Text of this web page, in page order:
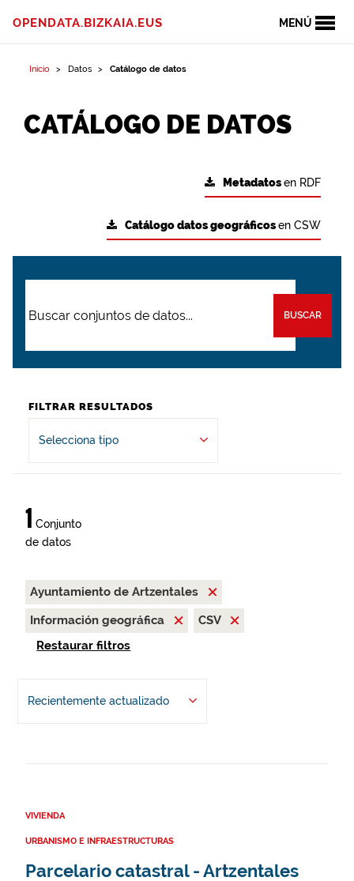
MENÚ
OPENDATA.BIZKAIA.EUS
Inicio Datos Catálogo de datos
CATÁLOGO DE DATOS
Metadatosen RDF
Catálogo datos geográficosen CSW
BUSCAR
FILTRAR RESULTADOS
Selecciona tipo
1 Conjunto
de datos
Ayuntamiento de Artzentales
Información geográfica
CSV
Restaurar filtros
Recientemente actualizado
VIVIENDA
URBANISMO E INFRAESTRUCTURAS
Parcelario catastral - Artzentales